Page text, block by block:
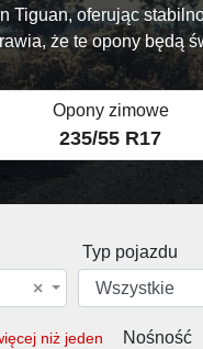
Tiguan, oferując
że te opony będą
Opony zimowe
235/55 R17
×
Typ pojazdu
Wszystkie
niż jeden
Nośność